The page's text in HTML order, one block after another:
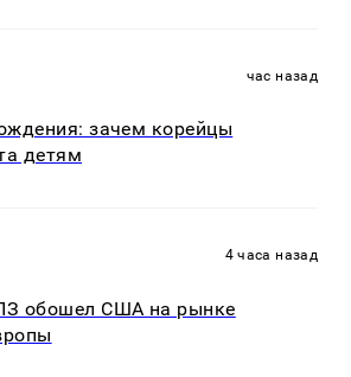
час назад
зачем корейцы
детям
4 часа назад
обошел США на рынке